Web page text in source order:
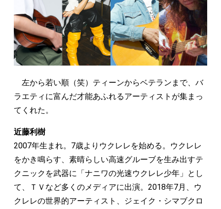
左から若い順（笑）ティーンからベテランまで、バ
ラエティに富んだ才能あふれるアーティストが集まっ
てくれた。
近藤利樹
2007年生まれ。7歳よりウクレレを始める。ウクレレ
をかき鳴らす、素晴らしい高速グルーブを生み出すテ
クニックを武器に「ナニワの光速ウクレレ少年」とし
て、ＴＶなど多くのメディアに出演。2018年7月、ウ
クレレの世界的アーティスト、ジェイク・シマブクロ